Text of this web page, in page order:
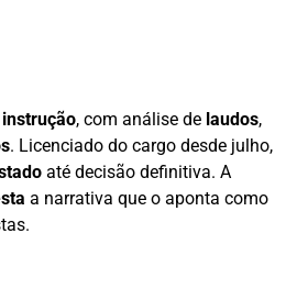
instrução, com análise de laudos,
. Licenciado do cargo desde julho,
até decisão definitiva. A
a narrativa que o aponta como